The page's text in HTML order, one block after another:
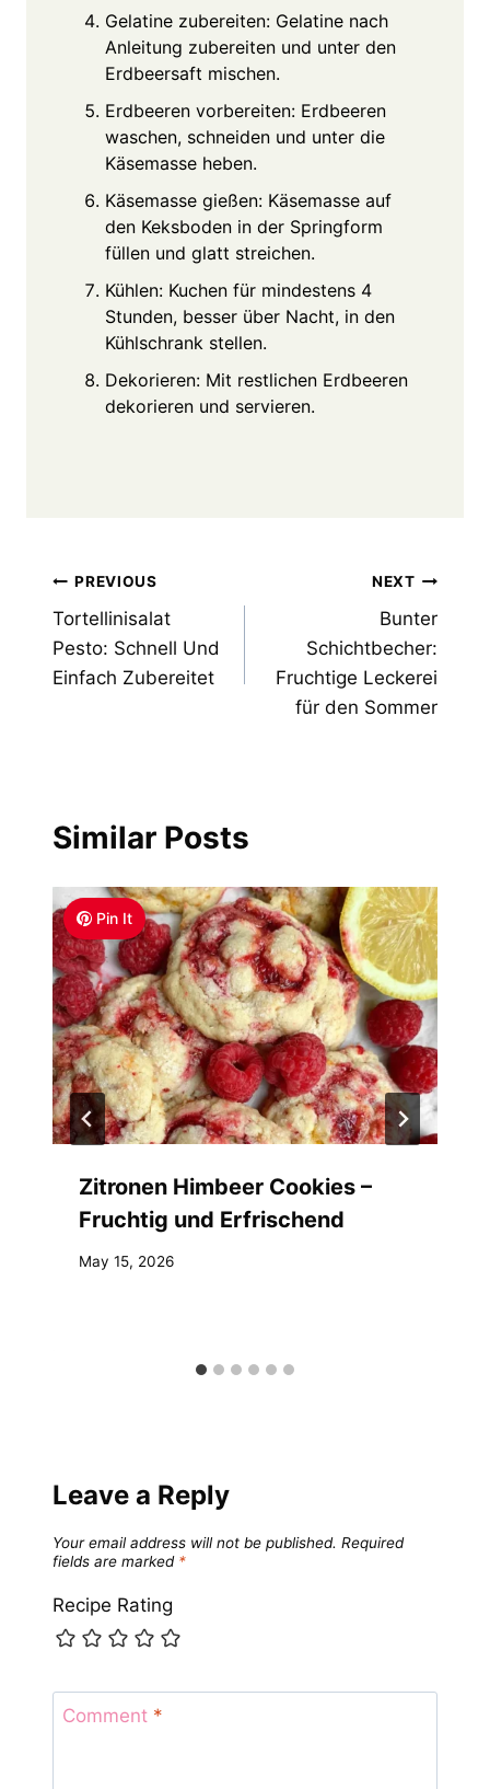
Gelatine zubereiten: Gelatine nach
Anleitung zubereiten und unter den
Erdbeersaft mischen.
Erdbeeren vorbereiten: Erdbeeren
waschen, schneiden und unter die
Käsemasse heben.
Käsemasse gießen: Käsemasse auf
den Keksboden in der Springform
füllen und glatt streichen.
Kühlen: Kuchen für mindestens 4
Stunden, besser über Nacht, in den
Kühlschrank stellen.
Dekorieren: Mit restlichen Erdbeeren
dekorieren und servieren.
Post
navigation
PREVIOUS
Tortellinisalat
Pesto: Schnell Und
Einfach Zubereitet
NEXT
Bunter
Schichtbecher:
Fruchtige Leckerei
für den Sommer
Similar Posts
Pin It
Zitronen Himbeer Cookies –
Fruchtig und Erfrischend
May 15, 2026
Leave a Reply
Your email address will not be published. Required
fields are marked *
Recipe Rating
Comment *